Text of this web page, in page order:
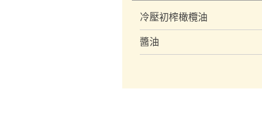
冷壓初榨橄欖油
醬油